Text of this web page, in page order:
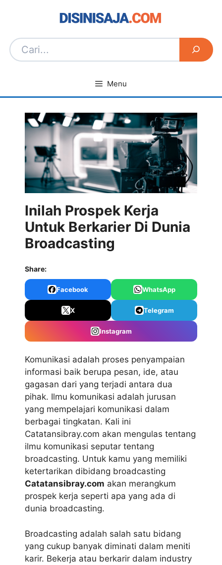
Menu
Inilah Prospek Kerja
Untuk Berkarier Di Dunia
Broadcasting
Share:
Facebook WhatsApp
X Telegram
Instagram
Komunikasi adalah proses penyampaian
informasi baik berupa pesan, ide, atau
gagasan dari yang terjadi antara dua
pihak. Ilmu komunikasi adalah jurusan
yang mempelajari komunikasi dalam
berbagai tingkatan. Kali ini
Catatansibray.com akan mengulas tentang
ilmu komunikasi seputar tentang
broadcasting. Untuk kamu yang memiliki
ketertarikan dibidang broadcasting
Catatansibray.com akan merangkum
prospek kerja seperti apa yang ada di
dunia broadcasting.
Broadcasting adalah salah satu bidang
yang cukup banyak diminati dalam meniti
karir. Bekerja atau berkarir dalam industry